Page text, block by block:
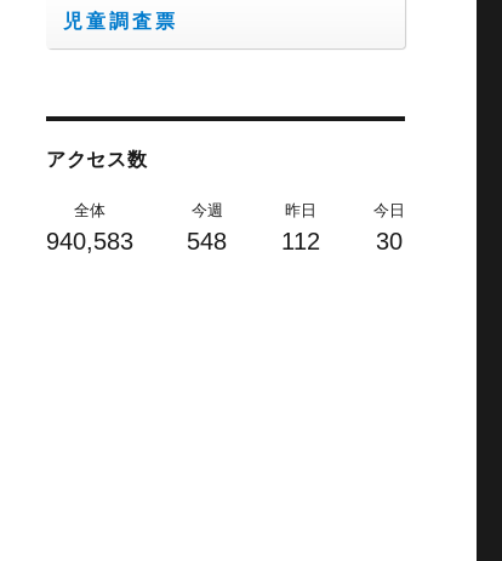
児童調査票
アクセス数
全体
940,583
今週
548
昨日
112
今日
30